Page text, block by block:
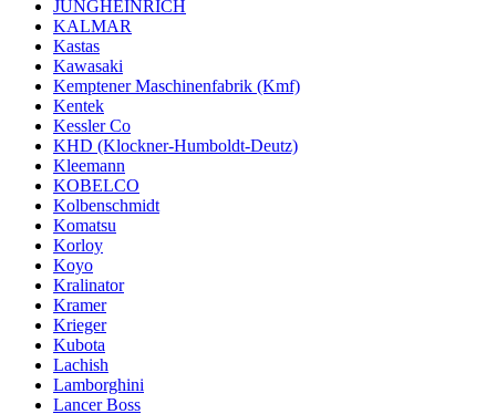
JUNGHEINRICH
KALMAR
Kastas
Kawasaki
Kemptener Maschinenfabrik (Kmf)
Kentek
Kessler Co
KHD (Klockner-Humboldt-Deutz)
Kleemann
KOBELCO
Kolbenschmidt
Komatsu
Korloy
Koyo
Kralinator
Kramer
Krieger
Kubota
Lachish
Lamborghini
Lancer Boss